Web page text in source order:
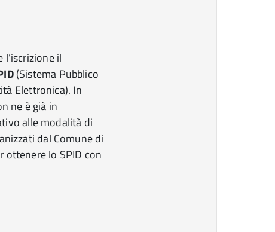
il
(Sistema Pubblico
Elettronica). In
ne è già in
alle modalità di
dal Comune di
ottenere lo SPID con